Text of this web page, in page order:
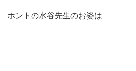
ホントの水谷先生のお姿は